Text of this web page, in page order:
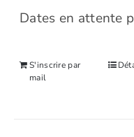
Dates en attente
S'inscrire par
mail